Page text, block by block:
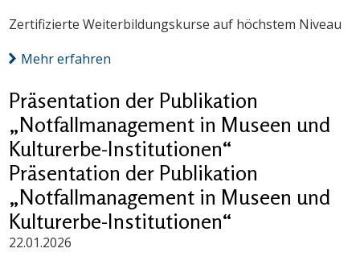
Zertifizierte Weiterbildungskurse auf höchstem Niveau
Mehr erfahren
Präsentation der Publikation
„Notfallmanagement in Museen und
Kulturerbe-Institutionen“
Präsentation der Publikation
„Notfallmanagement in Museen und
Kulturerbe-Institutionen“
22.01.2026